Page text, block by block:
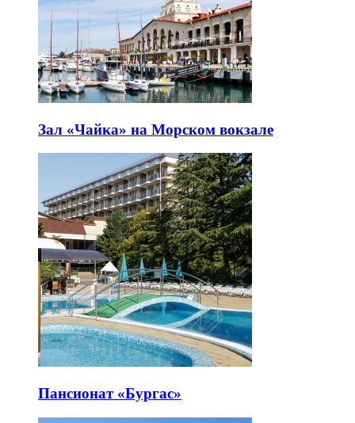
Зал «Чайка» на Морском вокзале
Пансионат «Бургас»